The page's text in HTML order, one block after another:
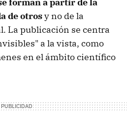
forman a partir de la
de otrosy no de la
La publicación se centra
a la vista, como
en el ámbito científico